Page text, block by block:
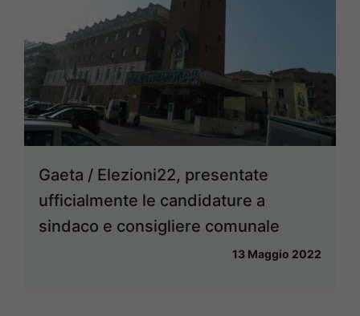
Gaeta / Elezioni22, presentate
ufficialmente le candidature a
sindaco e consigliere comunale
13 Maggio 2022